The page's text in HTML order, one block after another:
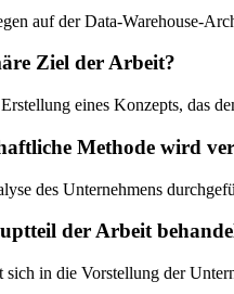
auf der Data-Warehouse-
Ziel der Arbeit?
eines Konzepts, das
Methode wird
des Unternehmens
der Arbeit
in die Vorstellung der